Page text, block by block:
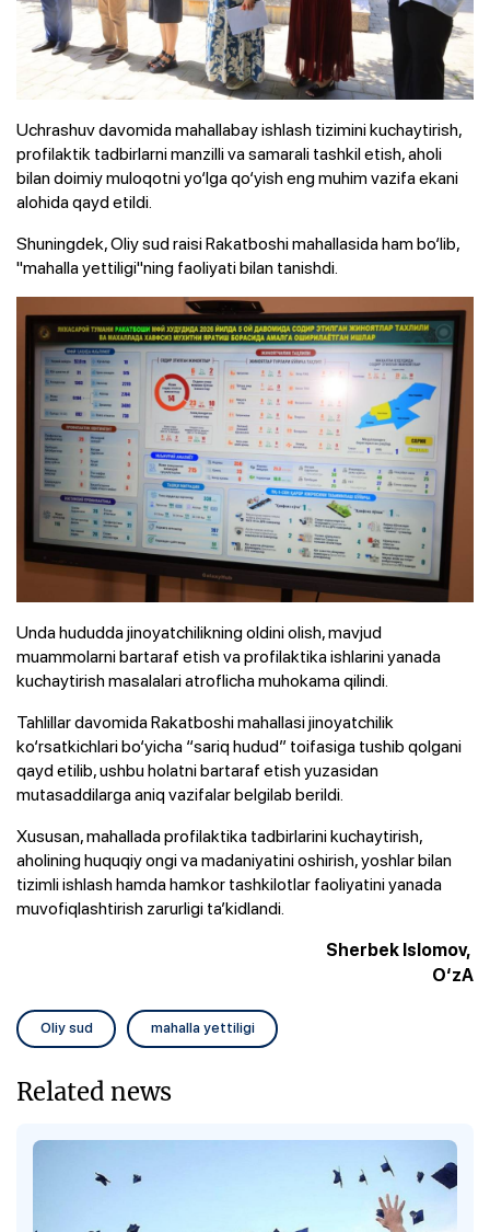
Uchrashuv davomida mahallabay ishlash tizimini kuchaytirish,
profilaktik tadbirlarni manzilli va samarali tashkil etish, aholi
bilan doimiy muloqotni yo‘lga qo‘yish eng muhim vazifa ekani
alohida qayd etildi.
Shuningdek, Oliy sud raisi Rakatboshi mahallasida ham bo‘lib,
"mahalla yettiligi"ning faoliyati bilan tanishdi.
Unda hududda jinoyatchilikning oldini olish, mavjud
muammolarni bartaraf etish va profilaktika ishlarini yanada
kuchaytirish masalalari atroflicha muhokama qilindi.
Tahlillar davomida Rakatboshi mahallasi jinoyatchilik
ko‘rsatkichlari bo‘yicha “sariq hudud” toifasiga tushib qolgani
qayd etilib, ushbu holatni bartaraf etish yuzasidan
mutasaddilarga aniq vazifalar belgilab berildi.
Xususan, mahallada profilaktika tadbirlarini kuchaytirish,
aholining huquqiy ongi va madaniyatini oshirish, yoshlar bilan
tizimli ishlash hamda hamkor tashkilotlar faoliyatini yanada
muvofiqlashtirish zarurligi ta’kidlandi.
Sherbek Islomov,
O‘zA
Oliy sud mahalla yettiligi
Related news